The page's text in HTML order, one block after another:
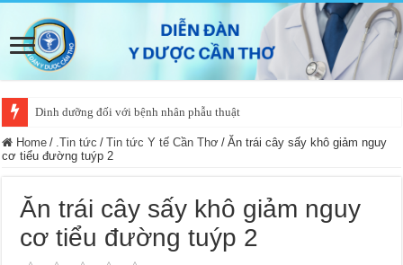
Dinh dưỡng đối với bệnh nhân phẫu thuật
Home / .Tin tức / Tin tức Y tế Cần Thơ / Ăn trái cây sấy khô giảm nguy
cơ tiểu đường tuýp 2
Ăn trái cây sấy khô giảm nguy
cơ tiểu đường tuýp 2